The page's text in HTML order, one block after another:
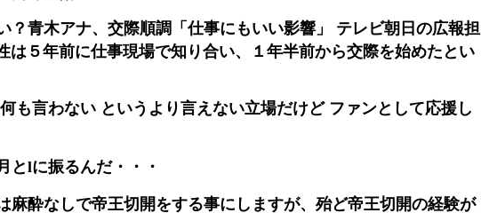
？青木アナ、交際順調「仕事にもいい影響」 テレビ朝日の広報担
は５年前に仕事現場で知り合い、１年半前から交際を始めたとい
も言わない というより言えない立場だけど ファンとして応援し
とlに振るんだ・・・
麻酔なしで帝王切開をする事にしますが、殆ど帝王切開の経験が